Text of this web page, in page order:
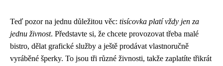
Teď pozor na jednu důležitou věc: tisícovka platí vždy jen za
jednu živnost. Představte si, že chcete provozovat třeba malé
bistro, dělat grafické služby a ještě prodávat vlastnoručně
vyráběné šperky. To jsou tři různé živnosti, takže zaplatíte třikrát